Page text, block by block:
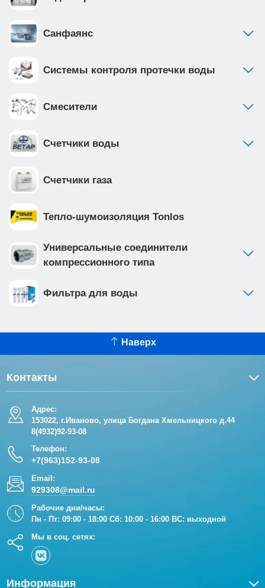
Санфаянс
Системы контроля протечки воды
Смесители
Счетчики воды
Счетчики газа
Тепло-шумоизоляция Tonlos
Универсальные соединители
компрессионного типа
Фильтра для воды
Наверх
Контакты
Адрес:
153022, г.Иваново, улица Богдана Хмельницкого д.44
8(4932)92-93-08
Телефон:
+7(963)152-93-08
Email:
929308@mail.ru
Рабочие дни/часы:
Пн - Пт: 09:00 - 18:00 Сб: 10:00 - 16:00 ВС: выходной
Мы в соц. сетях:
Информация